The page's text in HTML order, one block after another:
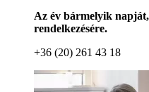
Az év bármelyik
rendelkezésére.
+36 (20) 261 43 18